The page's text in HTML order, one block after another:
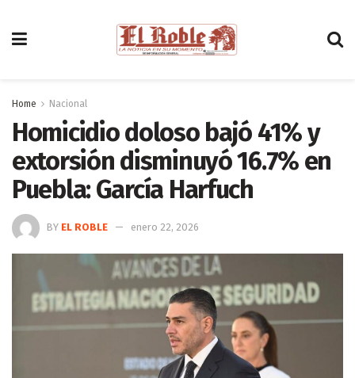
Home Nacional
Homicidio doloso bajó 41% y
extorsión disminuyó 16.7% en
Puebla: García Harfuch
BY EL ROBLE enero 22, 2026